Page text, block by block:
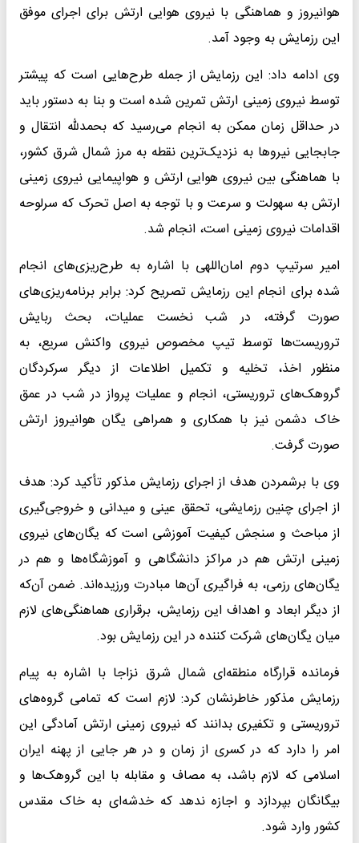
هوانیروز و هماهنگی با نیروی هوایی ارتش برای اجرای موفق
این رزمایش به وجود آمد.
وی ادامه داد: این رزمایش از جمله طرح‌هایی است که پیشتر
توسط نیروی زمینی ارتش تمرین شده است و بنا به دستور باید
در حداقل زمان ممکن به انجام می‌رسید که بحمدلله انتقال و
جابجایی نیروها به نزدیک‌ترین نقطه به مرز شمال شرق کشور،
با هماهنگی بین نیروی هوایی ارتش و هواپیمایی نیروی زمینی
ارتش به سهولت و سرعت و با توجه به اصل تحرک که سرلوحه
اقدامات نیروی زمینی است، انجام شد.
امیر سرتیپ دوم امان‌اللهی با اشاره به طرح‌ریزی‌های انجام
شده برای انجام این رزمایش تصریح کرد: برابر برنامه‌ریزی‌های
صورت گرفته، در شب نخست عملیات، بحث ربایش
تروریست‌ها توسط تیپ مخصوص نیروی واکنش سریع، به
منظور اخذ، تخلیه و تکمیل اطلاعات از دیگر سرکردگان
گروهک‌های تروریستی، انجام و عملیات پرواز در شب در عمق
خاک دشمن نیز با همکاری و همراهی یگان هوانیروز ارتش
صورت گرفت.
وی با برشمردن هدف از اجرای رزمایش مذکور تأکید کرد: هدف
از اجرای چنین رزمایشی، تحقق عینی و میدانی و خروجی‌گیری
از مباحث و سنجش کیفیت آموزشی‌ است که یگان‌های نیروی
زمینی ارتش هم در مراکز دانشگاهی و آموزشگاه‌ها و هم در
یگان‌های رزمی، به فراگیری آن‌ها مبادرت ورزیده‌اند. ضمن آن‌که
از دیگر ابعاد و اهداف این رزمایش، برقراری هماهنگی‌های لازم
میان یگان‌های شرکت کننده در این رزمایش بود.
فرمانده قرارگاه منطقه‌ای شمال ‌شرق نزاجا با اشاره به پیام
رزمایش مذکور خاطرنشان کرد: لازم است که تمامی گروه‌های
تروریستی و تکفیری بدانند که نیروی زمینی ارتش آمادگی این
امر را دارد که در کسری از زمان و در هر جایی از پهنه ایران
اسلامی که لازم باشد، به مصاف و مقابله با این گروهک‌ها و
بیگانگان بپردازد و اجازه ندهد که خدشه‌ای به خاک مقدس
کشور وارد شود.